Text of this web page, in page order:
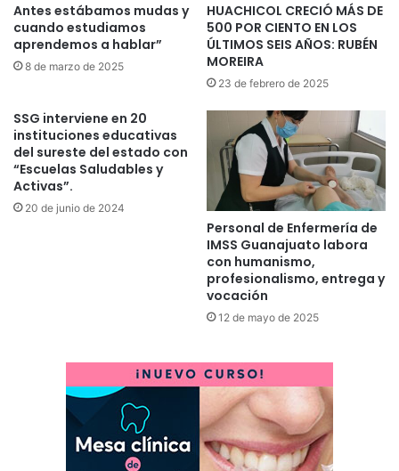
Antes estábamos mudas y
cuando estudiamos
aprendemos a hablar”
8 de marzo de 2025
HUACHICOL CRECIÓ MÁS DE
500 POR CIENTO EN LOS
ÚLTIMOS SEIS AÑOS: RUBÉN
MOREIRA
23 de febrero de 2025
SSG interviene en 20
instituciones educativas
del sureste del estado con
“Escuelas Saludables y
Activas”.
20 de junio de 2024
Personal de Enfermería de
IMSS Guanajuato labora
con humanismo,
profesionalismo, entrega y
vocación
12 de mayo de 2025